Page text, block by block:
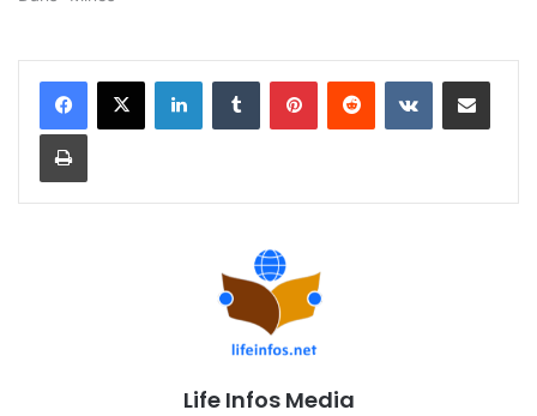
Life Infos Media